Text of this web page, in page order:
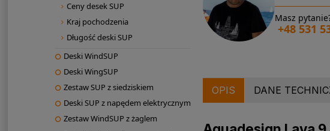
Ceny desek SUP
Kraj pochodzenia
Długość deski SUP
Deski WindSUP
Deski WingSUP
Zestaw SUP z siedziskiem
Deski SUP z napędem elektrycznym
Zestaw WindSUP z żaglem
Masz
+48 531
OPIS DANE